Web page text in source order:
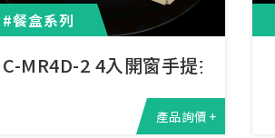
#餐盒系列
C-MR4D-2 4入開窗手提折疊盒
產品詢價 +